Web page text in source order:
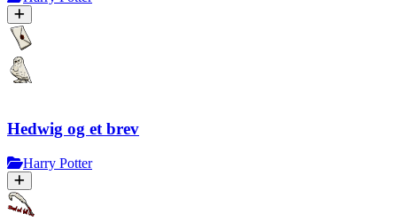
Hedwig og et brev
Harry Potter